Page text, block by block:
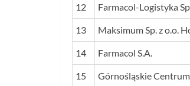
12 Farmacol-Logistyka
13 Maksimum Sp. z o.o.
14 Farmacol S.A.
15
Górnośląskie